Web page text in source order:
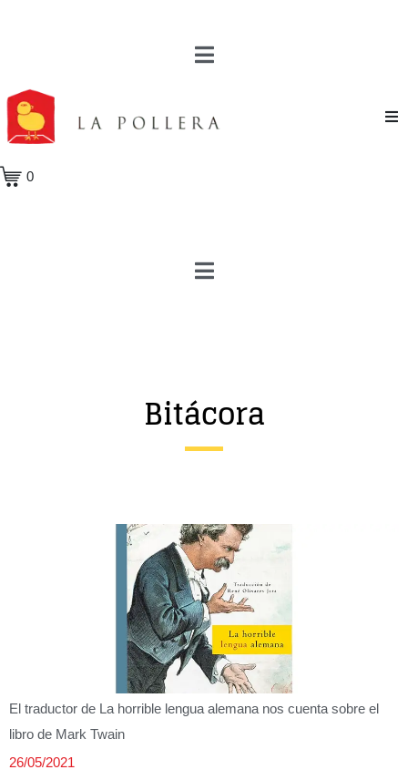
0
Bitácora
El traductor de La horrible lengua alemana nos cuenta sobre el
libro de Mark Twain
26/05/2021